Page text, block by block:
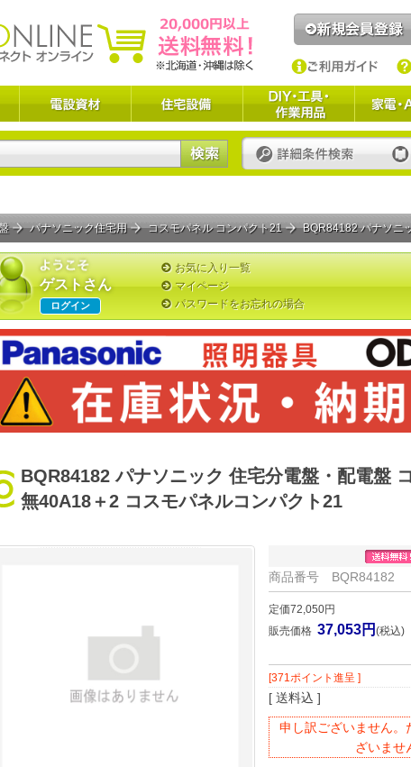
ゲストさん
お気に入り一覧
マイページ
ログイン パスワードをお忘れの場合
パナソニック住宅用 コスモパネル コンパクト21 BQR84182 パナソニック 住
BQR84182 パナソニック 住宅分電盤・配電盤
無40A18＋2 コスモパネルコンパクト21
商品番号 BQR84182
定価72,050円
販売価格 37,053円 (税込)
[371ポイント進呈 ]
[ 送料込 ]
申し訳ございません。
ざいませ